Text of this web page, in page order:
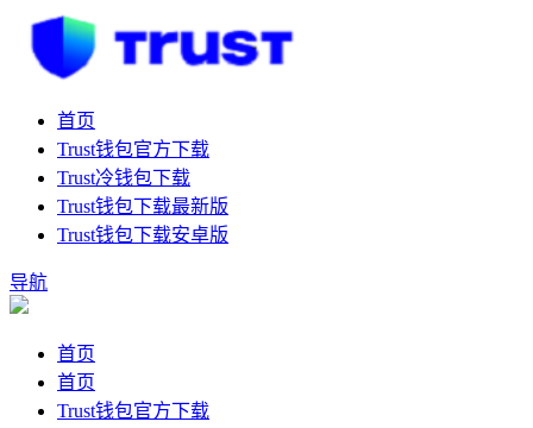
首页
Trust钱包官方下载
Trust冷钱包下载
Trust钱包下载最新版
Trust钱包下载安卓版
导航
首页
首页
Trust钱包官方下载